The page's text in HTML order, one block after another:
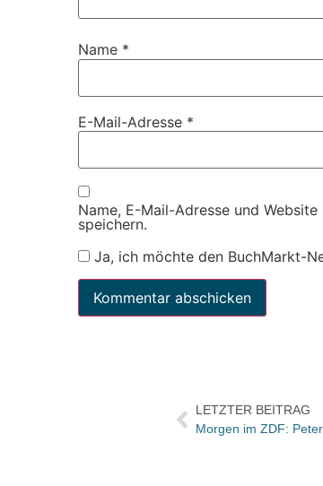
Name *
E-Mail-Adresse *
Name, E-Mail-Adresse und
speichern.
Ja, ich möchte den BuchMarkt-
LETZTER BEITRAG
Morgen im ZDF: